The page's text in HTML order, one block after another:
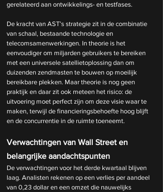
gerelateerd aan ontwikkelings- en testfases.
De kracht van AST’s strategie zit in de combinatie
van schaal, bestaande technologie en
telecomsamenwerkingen. In theorie is het
eenvoudiger om miljarden gebruikers te bereiken
met een universele satellietoplossing dan om
duizenden zendmasten te bouwen op moeilijk
bereikbare plekken. Maar theorie is nog geen
praktijk en daar zit ook meteen het risico: de
uitvoering moet perfect zijn om deze visie waar te
maken, terwijl de financieringsbehoefte hoog blijft
en de concurrentie in de ruimte toeneemt.
Verwachtingen van Wall Street en
belangrijke aandachtspunten
De verwachtingen voor het derde kwartaal blijven
laag. Analisten rekenen op een verlies per aandeel
van 0,23 dollar en een omzet die nauwelijks